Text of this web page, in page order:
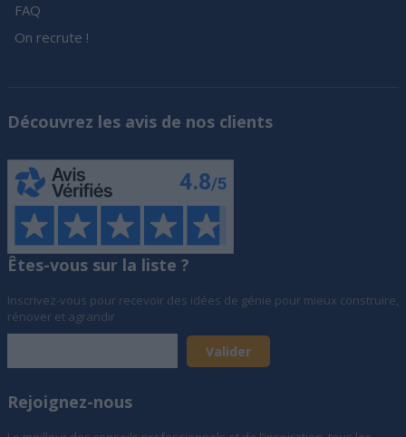
FAQ
On recrute !
Découvrez les avis de nos clients
Êtes-vous sur la liste ?
Inscrivez-vous pour recevoir des idées de génie pour mieux construire,
rénover et agrandir
Rejoignez-nous